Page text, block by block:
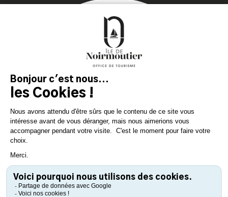
DER INSEL
Lassen Sie sich inspirieren und
bereiten Sie Ihren Aufenthalt
auf der Insel Noirmoutier vor!
KONSULTIEREN SIE
KONSULTIEREN SIE